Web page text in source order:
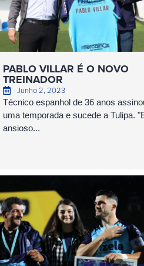
PABLO VILLAR É O NOVO
TREINADOR
Junho 2, 2023
Técnico espanhol de 36 anos
uma temporada e sucede a Tulipa.
ansioso...